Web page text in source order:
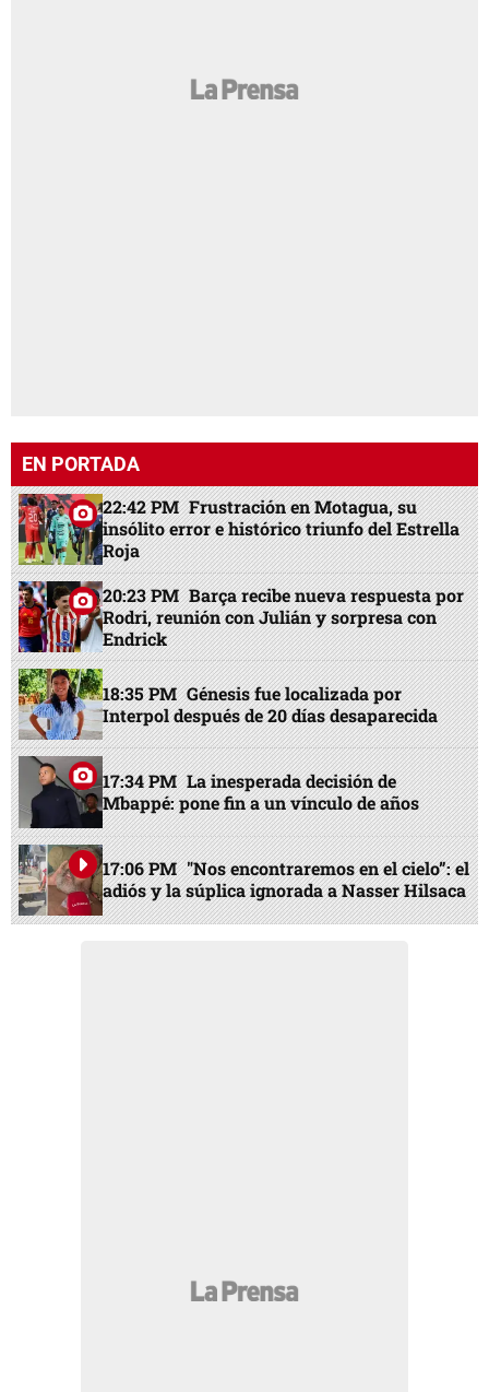
EN PORTADA
22:42 PM Frustración en Motagua, su
insólito error e histórico triunfo del Estrella
Roja
20:23 PM Barça recibe nueva respuesta por
Rodri, reunión con Julián y sorpresa con
Endrick
18:35 PM Génesis fue localizada por
Interpol después de 20 días desaparecida
17:34 PM La inesperada decisión de
Mbappé: pone fin a un vínculo de años
17:06 PM "Nos encontraremos en el cielo”: el
adiós y la súplica ignorada a Nasser Hilsaca